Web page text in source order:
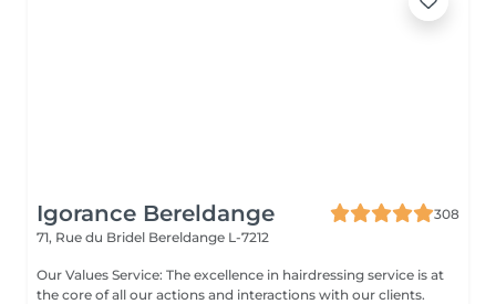
Igorance Bereldange
308
71, Rue du Bridel Bereldange L-7212
Our Values Service: The excellence in hairdressing service is at
the core of all our actions and interactions with our clients.